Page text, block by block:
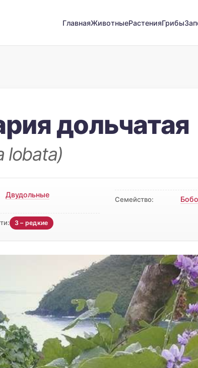
ГлавнаяЖивотныеРастенияГрибы
дольчатая
lobata)
Двудольные
Семейство:
3 – редкие